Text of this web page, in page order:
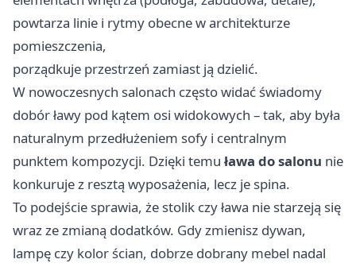
powtarza linie i rytmy obecne w architekturze
pomieszczenia,
porządkuje przestrzeń zamiast ją dzielić.
W nowoczesnych salonach często widać świadomy
dobór ławy pod kątem osi widokowych – tak, aby była
naturalnym przedłużeniem sofy i centralnym
punktem kompozycji. Dzięki temu ława do salonu nie
konkuruje z resztą wyposażenia, lecz je spina.
To podejście sprawia, że stolik czy ława nie starzeją się
wraz ze zmianą dodatków. Gdy zmienisz dywan,
lampę czy kolor ścian, dobrze dobrany mebel nadal